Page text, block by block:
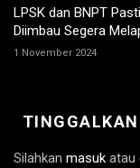
LPSK dan BNPT
Diimbau Segera
1 November 2024
Silahkan masuk atau